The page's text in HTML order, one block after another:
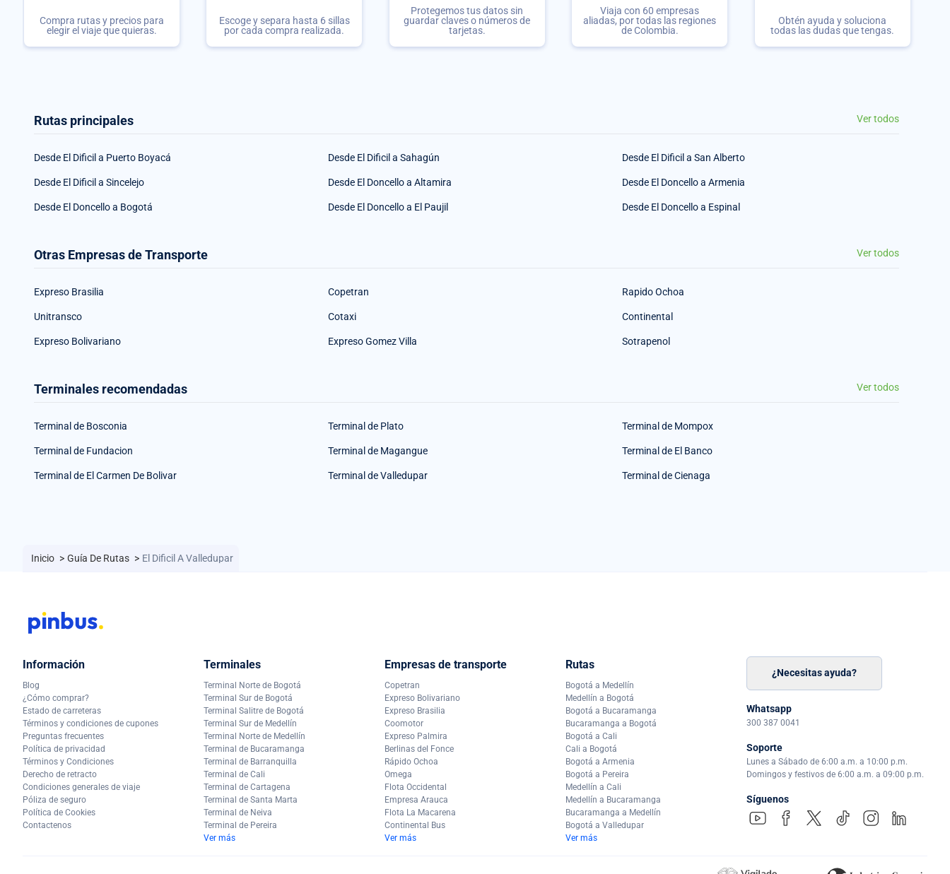
Compra rutas y precios para
elegir el viaje que quieras.
Escoge y separa hasta 6 sillas
por cada compra realizada.
Protegemos tus datos sin
guardar claves o números de
tarjetas.
Viaja con 60 empresas
aliadas, por todas las regiones
de Colombia.
Obtén ayuda y soluciona
todas las dudas que tengas.
Rutas principales Ver todos
Desde El Dificil a Puerto Boyacá Desde El Dificil a Sahagún Desde El Dificil a San Alberto
Desde El Dificil a Sincelejo Desde El Doncello a Altamira Desde El Doncello a Armenia
Desde El Doncello a Bogotá Desde El Doncello a El Paujil Desde El Doncello a Espinal
Otras Empresas de Transporte Ver todos
Expreso Brasilia Copetran Rapido Ochoa
Unitransco Cotaxi Continental
Expreso Bolivariano Expreso Gomez Villa Sotrapenol
Terminales recomendadas Ver todos
Terminal de Bosconia Terminal de Plato Terminal de Mompox
Terminal de Fundacion Terminal de Magangue Terminal de El Banco
Terminal de El Carmen De Bolivar Terminal de Valledupar Terminal de Cienaga
Inicio > Guía De Rutas > El Dificil A Valledupar
Información
Blog
¿Cómo comprar?
Estado de carreteras
Términos y condiciones de cupones
Preguntas frecuentes
Política de privacidad
Términos y Condiciones
Derecho de retracto
Condiciones generales de viaje
Póliza de seguro
Política de Cookies
Contactenos
Terminales
Terminal Norte de Bogotá
Terminal Sur de Bogotá
Terminal Salitre de Bogotá
Terminal Sur de Medellín
Terminal Norte de Medellín
Terminal de Bucaramanga
Terminal de Barranquilla
Terminal de Cali
Terminal de Cartagena
Terminal de Santa Marta
Terminal de Neiva
Terminal de Pereira
Ver más
Empresas de transporte
Copetran
Expreso Bolivariano
Expreso Brasilia
Coomotor
Expreso Palmira
Berlinas del Fonce
Rápido Ochoa
Omega
Flota Occidental
Empresa Arauca
Flota La Macarena
Continental Bus
Ver más
Rutas
Bogotá a Medellín
Medellín a Bogotá
Bogotá a Bucaramanga
Bucaramanga a Bogotá
Bogotá a Cali
Cali a Bogotá
Bogotá a Armenia
Bogotá a Pereira
Medellín a Cali
Medellín a Bucaramanga
Bucaramanga a Medellín
Bogotá a Valledupar
Ver más
¿Necesitas ayuda?
Whatsapp
300 387 0041
Soporte
Lunes a Sábado de 6:00 a.m. a 10:00 p.m.
Domingos y festivos de 6:00 a.m. a 09:00 p.m.
Síguenos